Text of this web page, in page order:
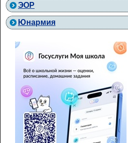
ЭОР
Юнармия